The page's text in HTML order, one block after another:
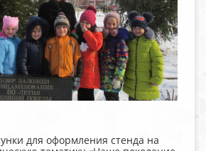
для оформления стенда на